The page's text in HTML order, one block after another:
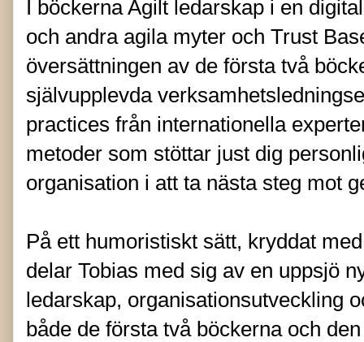
I böckerna Agilt ledarskap i en
och andra agila myter och Trust
översättningen av de första två
självupplevda
practices från internationella
metoder som stöttar just dig
organisation i att ta nästa steg mot
På ett humoristiskt sätt, kryddat
delar Tobias med sig av en uppsjö
ledarskap, organisationsutveckling
både de första två böckerna och